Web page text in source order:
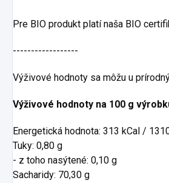
Pre BIO produkt platí naša BIO
------------------
Výživové hodnoty sa môžu u
Výživové hodnoty na 100 g
Energetická hodnota: 313 kCal /
Tuky: 0,80 g
- z toho nasýtené: 0,10 g
Sacharidy: 70,30 g